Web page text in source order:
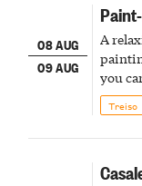
08 AUG
09 AUG
A
you
Treiso